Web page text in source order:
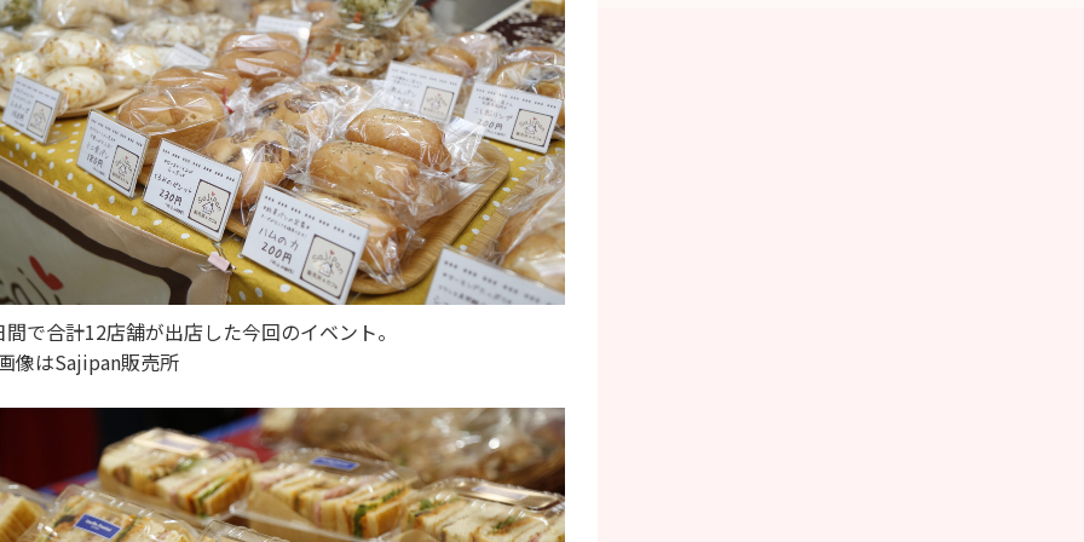
間で合計12店舗が出店した今回のイベント。
像はSajipan販売所